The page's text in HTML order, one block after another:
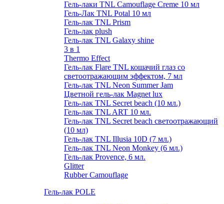
Гель-лаки TNL Camouflage Creme 10 мл
Гель-Лак TNL Potal 10 мл
Гель-лак TNL Prism
Гель-лак plush
Гель-лак TNL Galaxy shine
3 в 1
Thermo Effect
Гель-лак Flare TNL кошачий глаз со
светоотражающим эффектом, 7 мл
Гель-лак TNL Neon Summer Jam
Цветной гель-лак Magnet lux
Гель-лак TNL Secret beach (10 мл.)
Гель-лак TNL ART 10 мл.
Гель-лак TNL Secret beach светоотражающий
(10 мл)
Гель-лак TNL Illusia 10D (7 мл.)
Гель-лак TNL Neon Monkey (6 мл.)
Гель-лак Provence, 6 мл.
Glitter
Rubber Camouflage
Гель-лак POLE